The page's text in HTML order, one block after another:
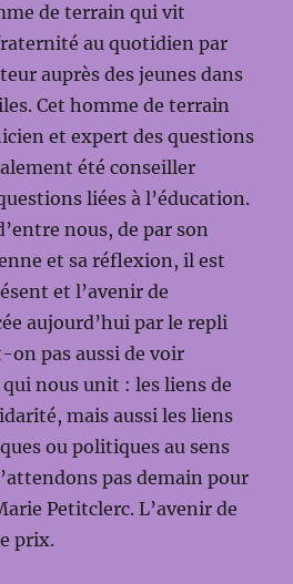
de terrain qui vit
au quotidien par
auprès des jeunes dans
Cet homme de terrain
et expert des questions
été conseiller
liées à l’éducation.
nous, de par son
et sa réflexion, il est
et l’avenir de
aujourd’hui par le repli
on pas aussi de voir
nous unit : les liens de
mais aussi les liens
ou politiques au sens
pas demain pour
Petitclerc. L’avenir de
prix.